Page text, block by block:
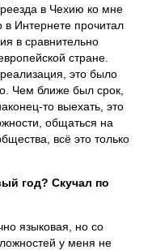
в Чехию ко мне
Интернете прочитал
в сравнительно
стране.
это было
Чем ближе был срок,
то выехать, это
общаться на
всё это только
год? Скучал по
языковая, но со
у меня не